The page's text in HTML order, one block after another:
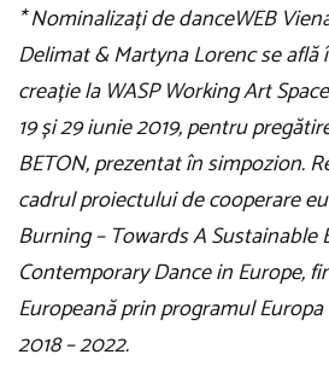
* Nominalizați de danceWEB
Delimat & Martyna Lorenc se află
creație la WASP Working Art
19 și 29 iunie 2019, pentru
BETON, prezentat în simpozion.
cadrul proiectului de cooperare
Burning – Towards A Sustainable
Contemporary Dance in Europe,
Europeană prin programul
2018 – 2022.